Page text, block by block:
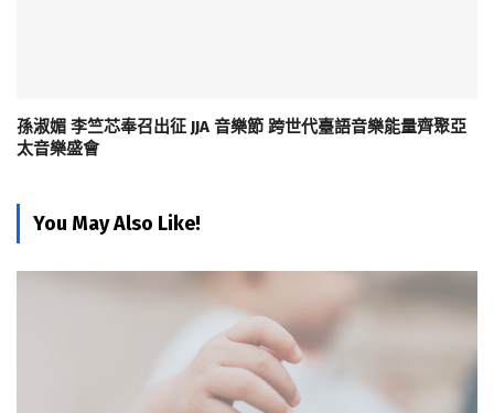
孫淑媚 李竺芯奉召出征 JJA 音樂節 跨世代臺語音樂能量齊聚亞
太音樂盛會
You May Also Like!